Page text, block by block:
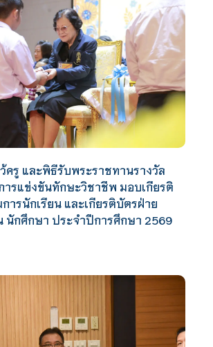
ครู และพิธีรับพระราชทานรางวัล
ารแข่งขันทักษะวิชาชีพ มอบเกียรติ
ารนักเรียน และเกียรติบัตรฝ่าย
นักศึกษา ประจำปีการศึกษา 2569